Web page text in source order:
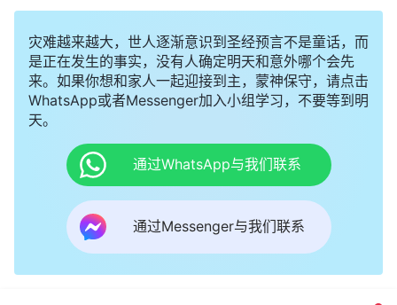
灾难越来越大，世人逐渐意识到圣经预言不是童话，而
是正在发生的事实，没有人确定明天和意外哪个会先
来。如果你想和家人一起迎接到主，蒙神保守，请点击
WhatsApp或者Messenger加入小组学习，不要等到明
天。
通过WhatsApp与我们联系
通过Messenger与我们联系